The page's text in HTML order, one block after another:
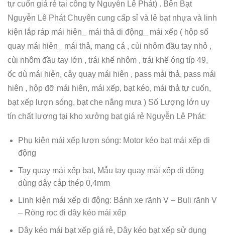
tự cuốn giá rẻ tại công ty Nguyễn Lê Phát) . Bên Bạt
Nguyễn Lê Phát Chuyên cung cấp sỉ và lẻ bạt nhựa và linh
kiện lắp ráp mái hiên_ mái thả di động_ mái xếp ( hộp số
quay mái hiên_ mái thả, mang cá , cùi nhôm đầu tay nhỏ ,
cùi nhôm đầu tay lớn , trái khế nhôm , trái khế óng típ 49,
ốc dù mái hiên, cây quay mái hiên , pass mái thả, pass mái
hiên , hộp đỡ mái hiên, mái xếp, bạt kéo, mái thả tự cuốn,
bạt xếp lượn sóng, bạt che nắng mưa ) Số Lượng lớn uy
tín chất lượng tại kho xưởng bạt giá rẻ Nguyễn Lê Phát:
Phụ kiện mái xếp lượn sóng: Motor kéo bạt mái xếp di
động
Tay quay mái xếp bạt, Mẫu tay quay mái xếp di động
dùng dây cáp thép 0,4mm
Linh kiện mái xếp di động: Bánh xe rãnh V – Buli rãnh V
– Ròng rọc đi dây kéo mái xếp
Dây kéo mái bạt xếp giá rẻ, Dây kéo bạt xếp sử dụng